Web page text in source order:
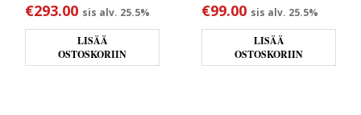
€293.00 sis alv. 25.5%
LISÄÄ
OSTOSKORIIN
€99.00 sis alv. 25.5%
LISÄÄ
OSTOSKORIIN